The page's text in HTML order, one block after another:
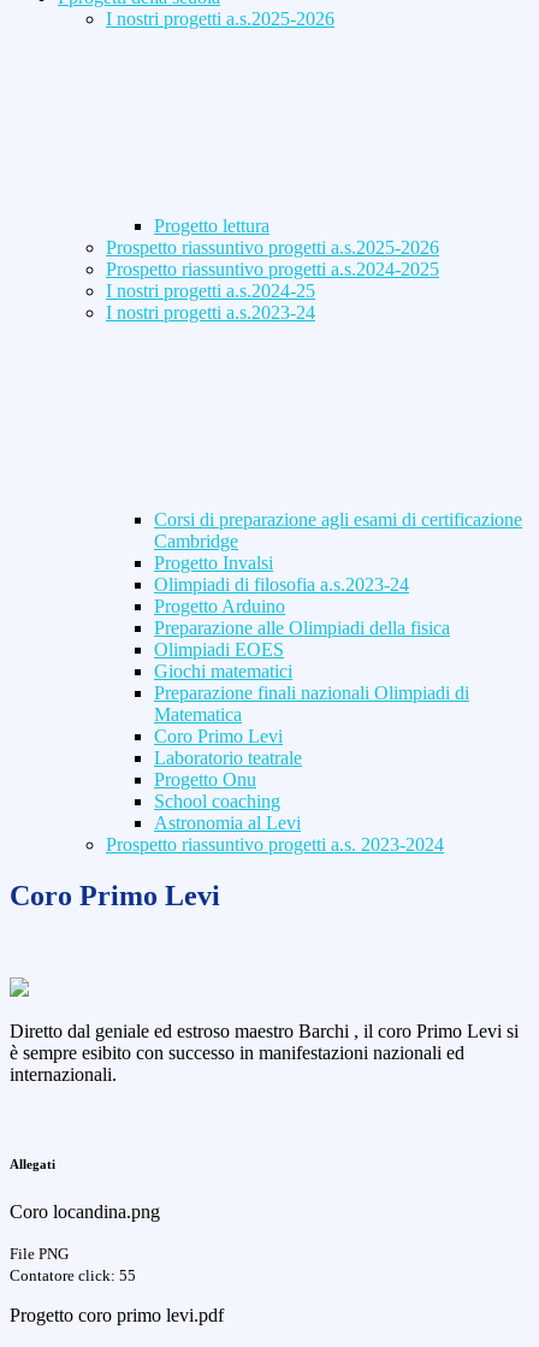
I nostri progetti a.s.2025-2026
Progetto lettura
Prospetto riassuntivo progetti a.s.2025-2026
Prospetto riassuntivo progetti a.s.2024-2025
I nostri progetti a.s.2024-25
I nostri progetti a.s.2023-24
Corsi di preparazione agli esami di certificazione
Cambridge
Progetto Invalsi
Olimpiadi di filosofia a.s.2023-24
Progetto Arduino
Preparazione alle Olimpiadi della fisica
Olimpiadi EOES
Giochi matematici
Preparazione finali nazionali Olimpiadi di
Matematica
Coro Primo Levi
Laboratorio teatrale
Progetto Onu
School coaching
Astronomia al Levi
Prospetto riassuntivo progetti a.s. 2023-2024
Coro Primo Levi
Diretto dal geniale ed estroso maestro Barchi , il coro Primo Levi si
è sempre esibito con successo in manifestazioni nazionali ed
internazionali.
Allegati
Coro locandina.png
File PNG
Contatore click: 55
Progetto coro primo levi.pdf